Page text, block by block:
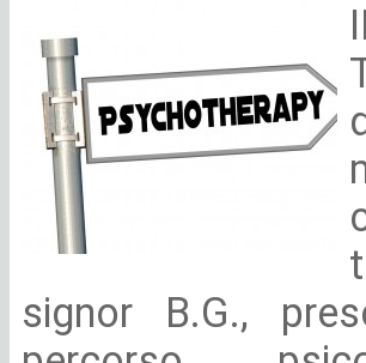
signor B.G.,